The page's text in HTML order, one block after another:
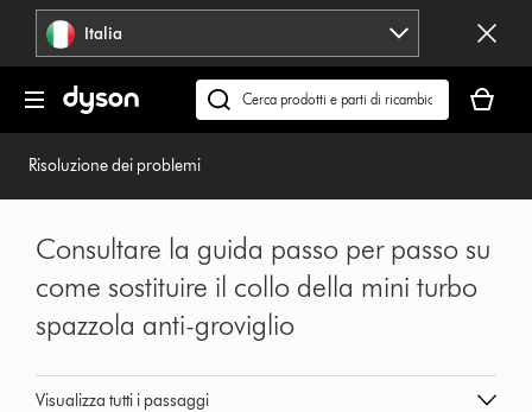
navigazione Italia
Cerca
su
carrello
è
Risoluzione dei problemi
Visualizza tutti i passaggi
Consultare la guida passo per passo su
come sostituire il collo della mini turbo
spazzola anti-groviglio